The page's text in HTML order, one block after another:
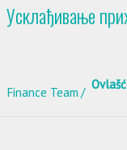
Усклађивање
Finance Team